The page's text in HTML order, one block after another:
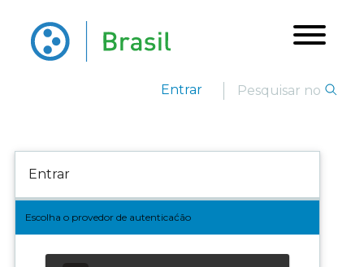
Entrar
Entrar
Escolha o provedor de autenticaćão